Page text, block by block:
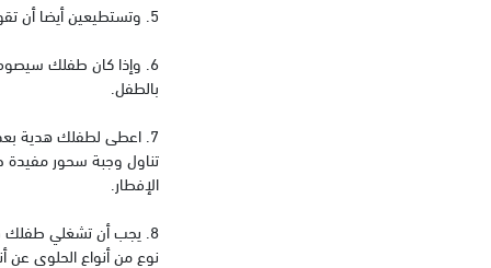
5. وتستطيعين أيضا أن تقومي بتشجيع طفلك على الصوم بأن تقومى بإعداد أطباقه المفضلة ليتناولها على الإفطار.
6. وإذا كان طفلك
بالطفل.
7. اعطى لطفلك هدية
تناول وجبة سحور مفيدة
الإفطار.
8. يجب أن تشغلي طفلك
نوع من أنواع الحلوى عن